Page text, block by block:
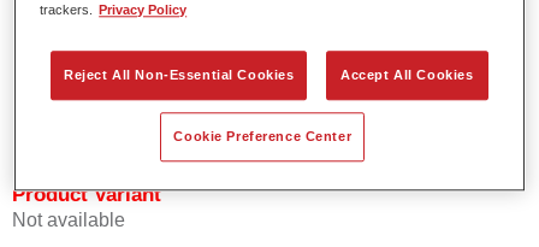
homogénea de las partículas de efecto.
Difuminado fácil y seguro.
Muy buena cubrición.
Se usa para reparar colores de efecto OEM especiales.
Product Variant
Not available
trackers.
Privacy Policy
Reject All Non-Essential Cookies Accept All Cookies
Cookie Preference Center